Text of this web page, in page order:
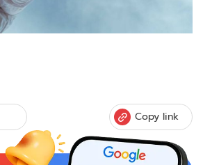
Copy link